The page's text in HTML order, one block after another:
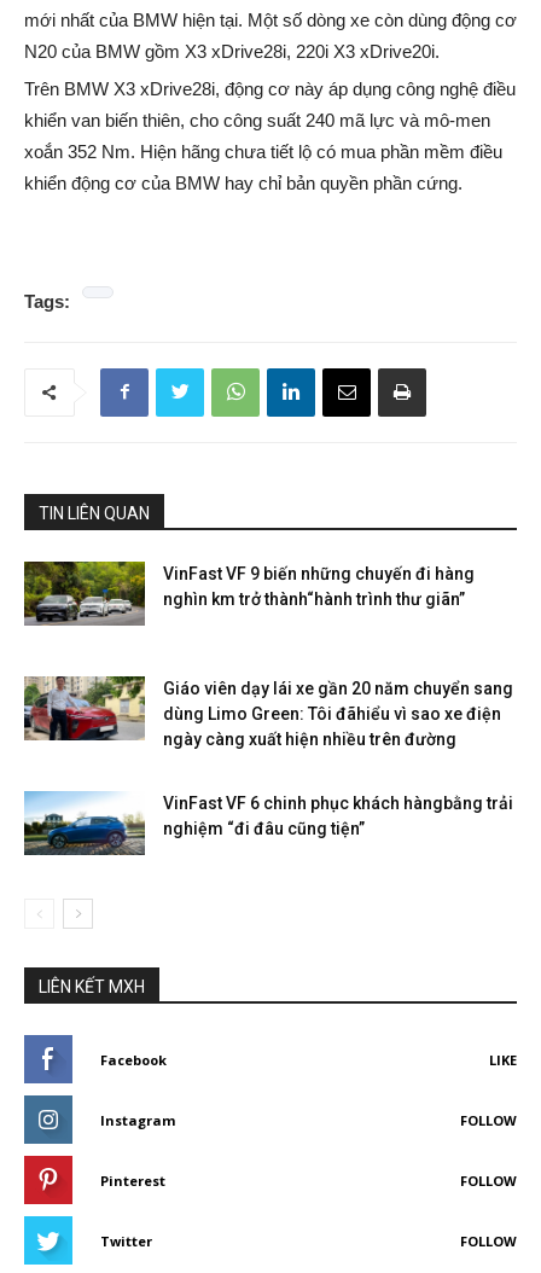
mới nhất của BMW hiện tại. Một số dòng xe còn dùng động cơ
N20 của BMW gồm X3 xDrive28i, 220i X3 xDrive20i.
Trên BMW X3 xDrive28i, động cơ này áp dụng công nghệ điều
khiển van biến thiên, cho công suất 240 mã lực và mô-men
xoắn 352 Nm. Hiện hãng chưa tiết lộ có mua phần mềm điều
khiển động cơ của BMW hay chỉ bản quyền phần cứng.
Tags:
TIN LIÊN QUAN
VinFast VF 9 biến những chuyến đi hàng
nghìn km trở thành“hành trình thư giãn”
Giáo viên dạy lái xe gần 20 năm chuyển sang
dùng Limo Green: Tôi đãhiểu vì sao xe điện
ngày càng xuất hiện nhiều trên đường
VinFast VF 6 chinh phục khách hàngbằng trải
nghiệm “đi đâu cũng tiện”
LIÊN KẾT MXH
Facebook LIKE
Instagram FOLLOW
Pinterest FOLLOW
Twitter FOLLOW